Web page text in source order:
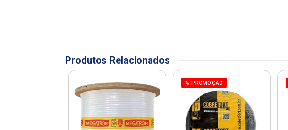
Produtos Relacionados
% PROMOÇÃO